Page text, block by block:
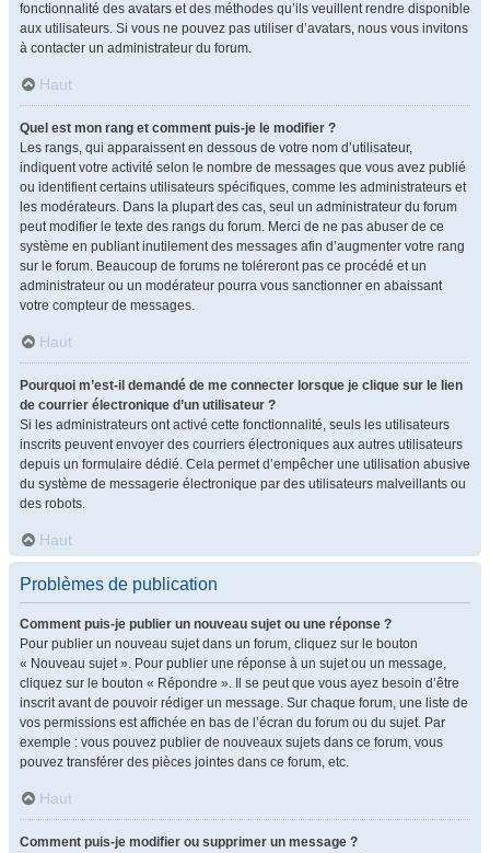
fonctionnalité des avatars et des méthodes qu’ils veuillent rendre disponible
aux utilisateurs. Si vous ne pouvez pas utiliser d’avatars, nous vous invitons
à contacter un administrateur du forum.
Haut
Quel est mon rang et comment puis-je le modifier ?
Les rangs, qui apparaissent en dessous de votre nom d’utilisateur,
indiquent votre activité selon le nombre de messages que vous avez publié
ou identifient certains utilisateurs spécifiques, comme les administrateurs et
les modérateurs. Dans la plupart des cas, seul un administrateur du forum
peut modifier le texte des rangs du forum. Merci de ne pas abuser de ce
système en publiant inutilement des messages afin d’augmenter votre rang
sur le forum. Beaucoup de forums ne toléreront pas ce procédé et un
administrateur ou un modérateur pourra vous sanctionner en abaissant
votre compteur de messages.
Haut
Pourquoi m’est-il demandé de me connecter lorsque je clique sur le lien
de courrier électronique d’un utilisateur ?
Si les administrateurs ont activé cette fonctionnalité, seuls les utilisateurs
inscrits peuvent envoyer des courriers électroniques aux autres utilisateurs
depuis un formulaire dédié. Cela permet d’empêcher une utilisation abusive
du système de messagerie électronique par des utilisateurs malveillants ou
des robots.
Haut
Problèmes de publication
Comment puis-je publier un nouveau sujet ou une réponse ?
Pour publier un nouveau sujet dans un forum, cliquez sur le bouton
« Nouveau sujet ». Pour publier une réponse à un sujet ou un message,
cliquez sur le bouton « Répondre ». Il se peut que vous ayez besoin d’être
inscrit avant de pouvoir rédiger un message. Sur chaque forum, une liste de
vos permissions est affichée en bas de l’écran du forum ou du sujet. Par
exemple : vous pouvez publier de nouveaux sujets dans ce forum, vous
pouvez transférer des pièces jointes dans ce forum, etc.
Haut
Comment puis-je modifier ou supprimer un message ?